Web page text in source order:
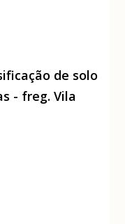
de solo
- freg. Vila